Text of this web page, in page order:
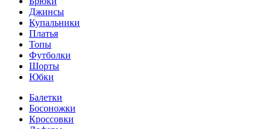
Джинсы
Купальники
Платья
Топы
Футболки
Шорты
Юбки
Балетки
Босоножки
Кроссовки